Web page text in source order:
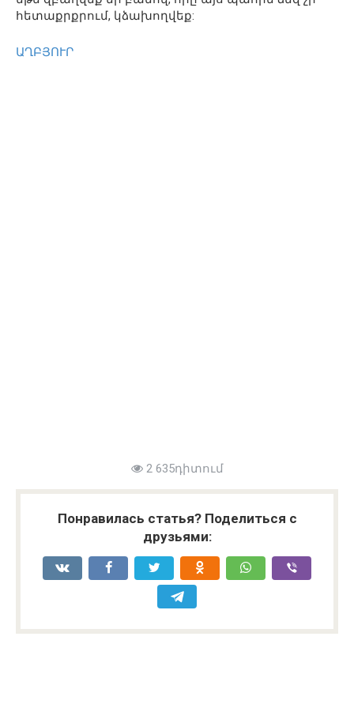
հետաքրքրում, կձախողվեք:
ԱՂԲՅՈՒՐ
2 635դիտում
Понравилась статья? Поделиться с
друзьями: